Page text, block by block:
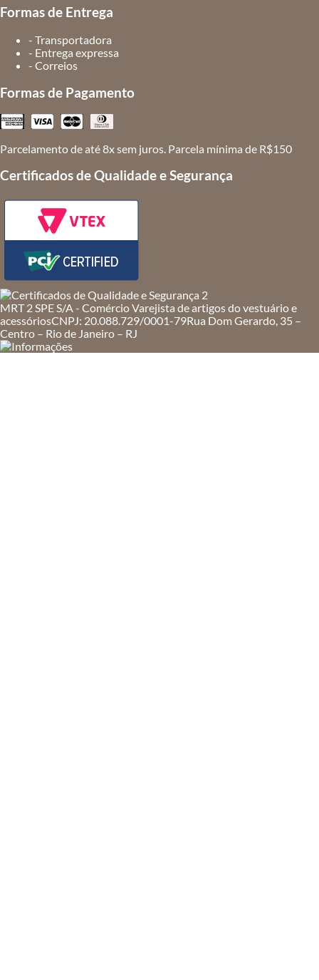
Formas de Entrega
- Transportadora
- Entrega expressa
- Correios
Formas de Pagamento
Parcelamento de até 8x sem juros. Parcela mínima de R$150
Certificados de Qualidade e Segurança
MRT 2 SPE S/A - Comércio Varejista de artigos do vestuário e
acessóriosCNPJ: 20.088.729/0001-79Rua Dom Gerardo, 35 –
Centro – Rio de Janeiro – RJ